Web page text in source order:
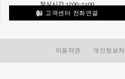
점심시간 12:00~13:00
고객센터 전화연결
이용약관 개인정보